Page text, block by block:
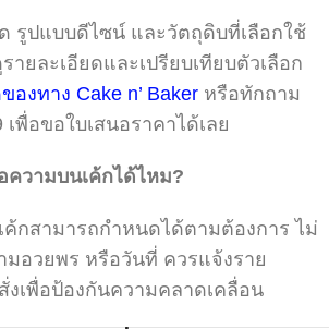
รูปแบบดีไซน์ และวัตถุดิบที่เลือกใช้
ยละเอียดและเปรียบเทียบตัวเลือก
องทาง Cake n’ Baker หรือทักถาม
เพื่อขอใบเสนอราคาได้เลย
วามบนเค้กได้ไหม?
ค้กสามารถกำหนดได้ตามต้องการ ไม่
มอวยพร หรือวันที่ ควรแจ้งราย
งเพื่อป้องกันความคลาดเคลื่อน